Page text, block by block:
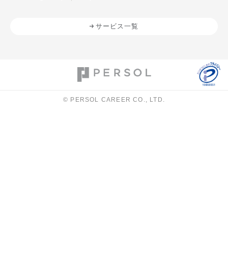
サービス一覧
© PERSOL CAREER CO., LTD.